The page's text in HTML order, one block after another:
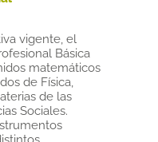
vigente, el
Básica
matemáticos
de Física,
de las
Sociales.